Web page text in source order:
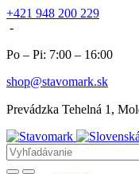
+421 948 200 229
-
Po – Pi: 7:00 – 16:00
shop@stavomark.sk
Prevádzka Tehelná 1,